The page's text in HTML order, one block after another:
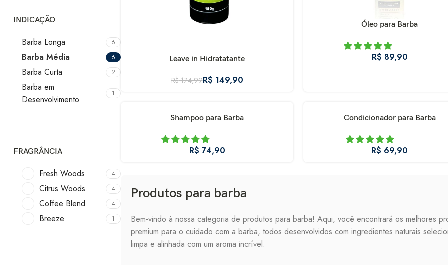
INDICAÇÃO
Barba Longa 6
Barba Média 6
Barba Curta 2
Barba em
Desenvolvimento
1
FRAGRÂNCIA
Fresh Woods 4
Citrus Woods 4
Coffee Blend 4
Breeze 1
Leave in Hidratatante
R$174,99R$ 149,90
Óleo para Barba
R$
Shampoo para Barba
R$
Condicionador para Barba
R$
Produtos para barba
Bem-vindo à nossa categoria de produtos para barba! Aqui, você encontrará os melhores
premium para o cuidado com a barba, todos desenvolvidos com ingredientes naturais
limpa e alinhada com um aroma incrível.